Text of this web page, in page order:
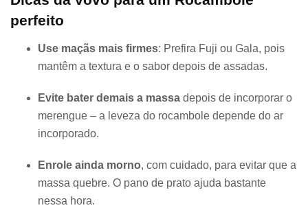
perfeito
Use maçãs mais firmes: Prefira Fuji ou Gala, pois
mantêm a textura e o sabor depois de assadas.
Evite bater demais a massa depois de incorporar o
merengue – a leveza do rocambole depende do ar
incorporado.
Enrole ainda morno, com cuidado, para evitar que a
massa quebre. O pano de prato ajuda bastante
nessa hora.